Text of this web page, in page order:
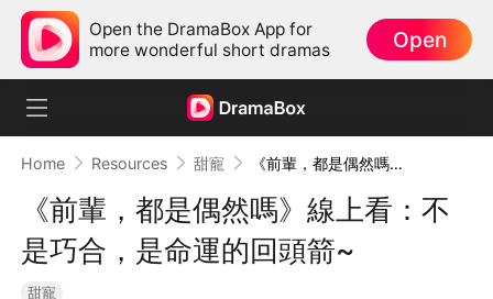
Open the DramaBox App for
more wonderful short dramas
Open
Home Resources 甜寵 《前輩，都是偶然嗎》線上看：不是巧合，是命運的回頭箭~
《前輩，都是偶然嗎》線上看：不
是巧合，是命運的回頭箭~
甜寵